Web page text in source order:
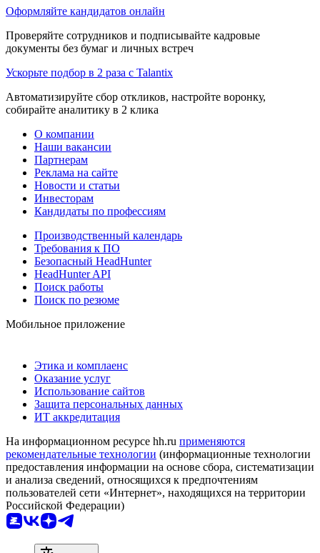
Оформляйте кандидатов онлайн
Проверяйте сотрудников и подписывайте кадровые
документы без бумаг и личных встреч
Ускорьте подбор в 2 раза с Talantix
Автоматизируйте сбор откликов, настройте воронку,
собирайте аналитику в 2 клика
О компании
Наши вакансии
Партнерам
Реклама на сайте
Новости и статьи
Инвесторам
Кандидаты по профессиям
Производственный календарь
Требования к ПО
Безопасный HeadHunter
HeadHunter API
Поиск работы
Поиск по резюме
Мобильное приложение
Этика и комплаенс
Оказание услуг
Использование сайтов
Защита персональных данных
ИТ аккредитация
На информационном ресурсе hh.ru применяются
рекомендательные технологии (информационные технологии
предоставления информации на основе сбора, систематизации
и анализа сведений, относящихся к предпочтениям
пользователей сети «Интернет», находящихся на территории
Российской Федерации)